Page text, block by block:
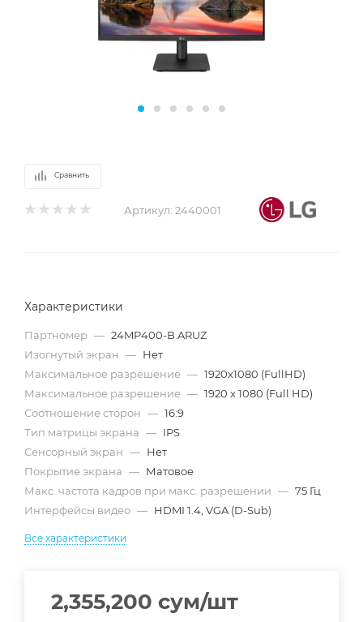
Сравнить
Артикул: 2440001
Характеристики
Партномер — 24MP400-B.ARUZ
Изогнутый экран — Нет
Максимальное разрешение — 1920x1080 (FullHD)
Максимальное разрешение — 1920 x 1080 (Full HD)
Соотношение сторон — 16:9
Тип матрицы экрана — IPS
Сенсорный экран — Нет
Покрытие экрана — Матовое
Макс. частота кадров при макс. разрешении — 75 Гц
Интерфейсы видео — HDMI 1.4, VGA (D-Sub)
Все характеристики
2,355,200 сум/шт